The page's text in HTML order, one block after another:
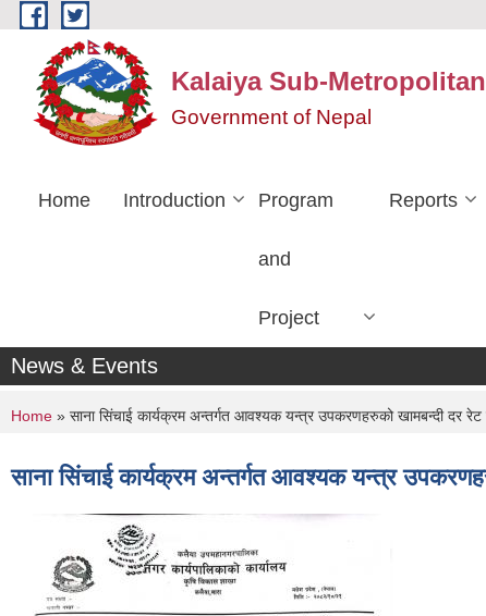
Skip to main content
Kalaiya Sub-
Government of Nepal
Home Introduction Program
and
Project
Reports
News & Events
You are here
Home » साना सिंचाई कार्यक्रम अन्तर्गत आवश्यक यन्त्र उपकरणहरुको खामबन्दी दर
साना सिंचाई कार्यक्रम अन्तर्गत आवश्यक यन्त्र